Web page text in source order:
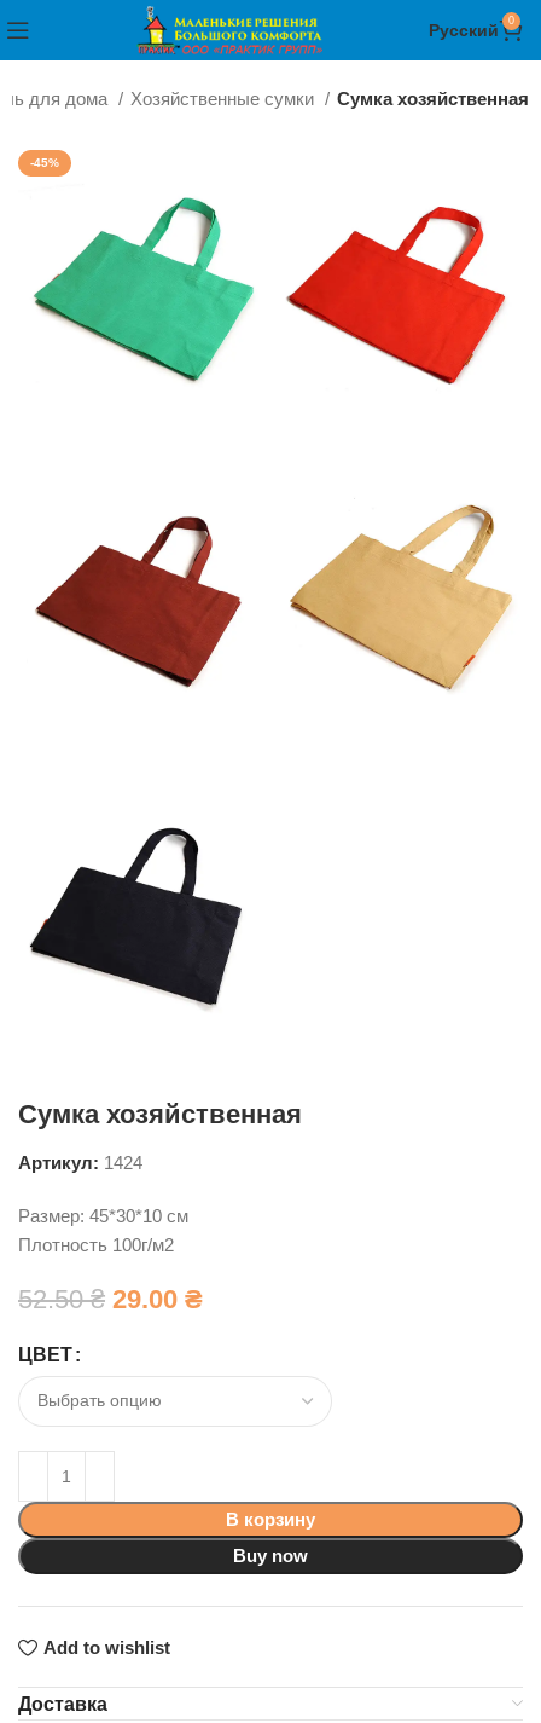
Русский 0
для дома Хозяйственные сумки Сумка хозяйственная
-45%
Сумка хозяйственная
Артикул: 1424
Размер: 45*30*10 см
Плотность 100г/м2
52.50₴ 29.00₴
ЦВЕТ
В корзину
Buy now
Add to wishlist
Доставка